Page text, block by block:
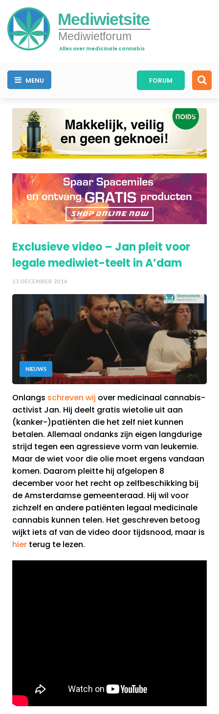
Mediwietsite
Mediwietforum
Alles over medicinale cannabis
MENU FORUM
Exclusieve video – Jan pleit voor
legale mediwiet-teelt in A’dam
13 DECEMBER 2016
NIEUWS
Onlangs schreven wij over medicinaal cannabis-
activist Jan. Hij deelt gratis wietolie uit aan
(kanker-)patiënten die het zelf niet kunnen
betalen. Allemaal ondanks zijn eigen langdurige
strijd tegen een agressieve vorm van leukemie.
Maar de wiet voor die olie moet ergens vandaan
komen. Daarom pleitte hij afgelopen 8
december voor het recht op zelfbeschikking bij
de Amsterdamse gemeenteraad. Hij wil voor
zichzelf en andere patiënten legaal medicinale
cannabis kunnen telen. Het geschreven betoog
wijkt iets af van de video door tijdsnood, maar is
hier terug te lezen.